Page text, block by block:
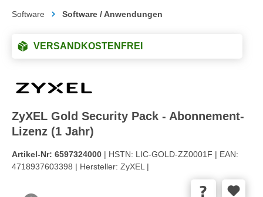
Software Software / Anwendungen
VERSANDKOSTENFREI
ZyXEL Gold Security Pack - Abonnement-
Lizenz (1 Jahr)
Artikel-Nr: 6597324000 | HSTN: LIC-GOLD-ZZ0001F | EAN:
4718937603398 | Hersteller: ZyXEL |